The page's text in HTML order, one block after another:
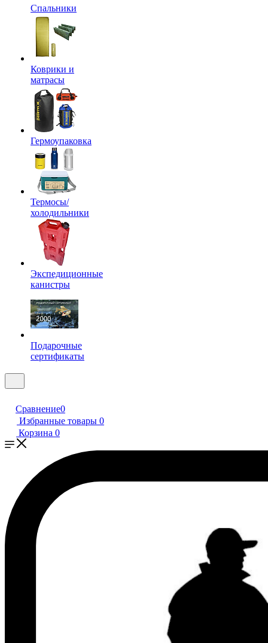
Спальники
Коврики и
матрасы
Гермоупаковка
Термосы/
холодильники
Экспедиционные
канистры
Подарочные
сертификаты
Сравнение0
Избранные товары 0
Корзина 0